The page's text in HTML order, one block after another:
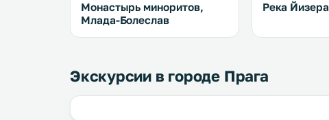
Монастырь миноритов,
Млада-Болеслав
Река Йизера
Экскурсии в городе Прага